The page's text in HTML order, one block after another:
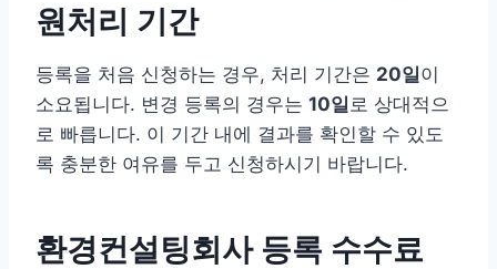
원처리 기간
등록을 처음 신청하는 경우, 처리 기간은 20일이
소요됩니다. 변경 등록의 경우는 10일 로 상대적으
로 빠릅니다. 이 기간 내에 결과를 확인할 수 있도
록 충분한 여유를 두고 신청하시기 바랍니다.
환경컨설팅회사 등록 수수료